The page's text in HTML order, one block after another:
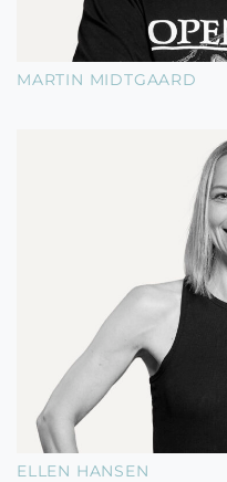
MARTIN MIDTGAARD
ELLEN HANSEN